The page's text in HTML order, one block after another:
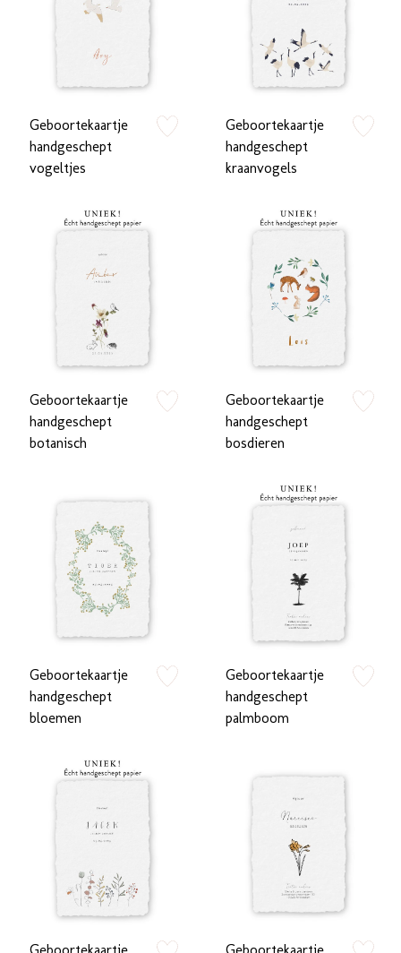
Geboortekaartje
handgeschept
vogeltjes
zet op verlanglijstje
Geboortekaartje
handgeschept
kraanvogels
Geboortekaartje
handgeschept
botanisch
zet op verlanglijstje
Geboortekaartje
handgeschept
bosdieren
Geboortekaartje
handgeschept
bloemen
zet op verlanglijstje
Geboortekaartje
handgeschept
palmboom
Geboortekaartje Geboortekaartje